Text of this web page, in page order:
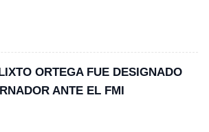
ORTEGA FUE DESIGNADO
ANTE EL FMI